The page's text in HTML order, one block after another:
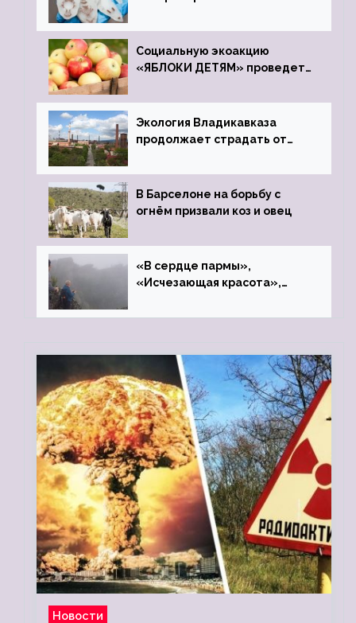
Социальную экоакцию
«ЯБЛОКИ ДЕТЯМ» проведет
Экология Владикавказа
продолжает страдать от
В Барселоне на борьбу с
огнём призвали коз и овец
«В сердце пармы»,
«Исчезающая красота»,
Новости